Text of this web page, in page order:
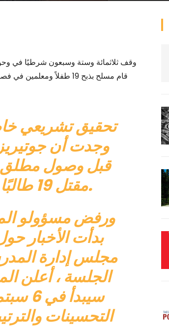
وقف ثلاثمائة وستة وسبعون شرطيًا في
قام مسلح بذبح 19 طفلاً
تحقيق تشريعي
وجدت أن
قبل وصول مطلق
مقتل 19 طالبًا ومعلمين – لكنها لم يتم إصلاحها.
ورفض مسؤولو
بدأت الأخبار
مجلس إدارة
التحسينات